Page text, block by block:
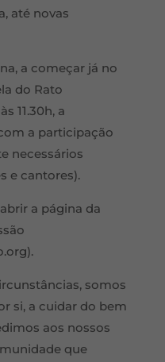
até novas
a começar já no
do Rato
11.30h, a
a participação
necessários
e cantores).
a página da
somos
si, a cuidar do bem
aos nossos
que